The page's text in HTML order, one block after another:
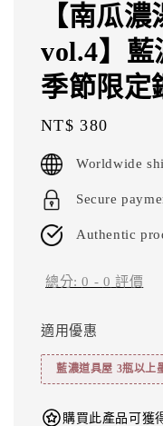
【南瓜
vol.4】藍
季節限定
Regular
price
NT$ 380
Worldwide
Secure
Authentic
總分:0 - 0 評價
適用優惠
藍濃道具屋 3瓶以上
購買此產品可獲